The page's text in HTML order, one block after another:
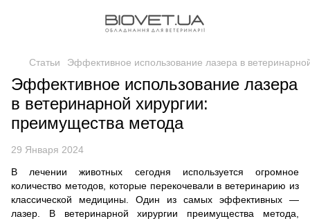
Статьи Эффективное использование лазера в
Эффективное использование лазера
в ветеринарной хирургии:
преимущества метода
29 Января 2024
В лечении животных сегодня используется огромное
количество методов, которые перекочевали в ветеринарию из
классической медицины. Один из самых эффективных —
лазер. В ветеринарной хирургии преимущества метода,